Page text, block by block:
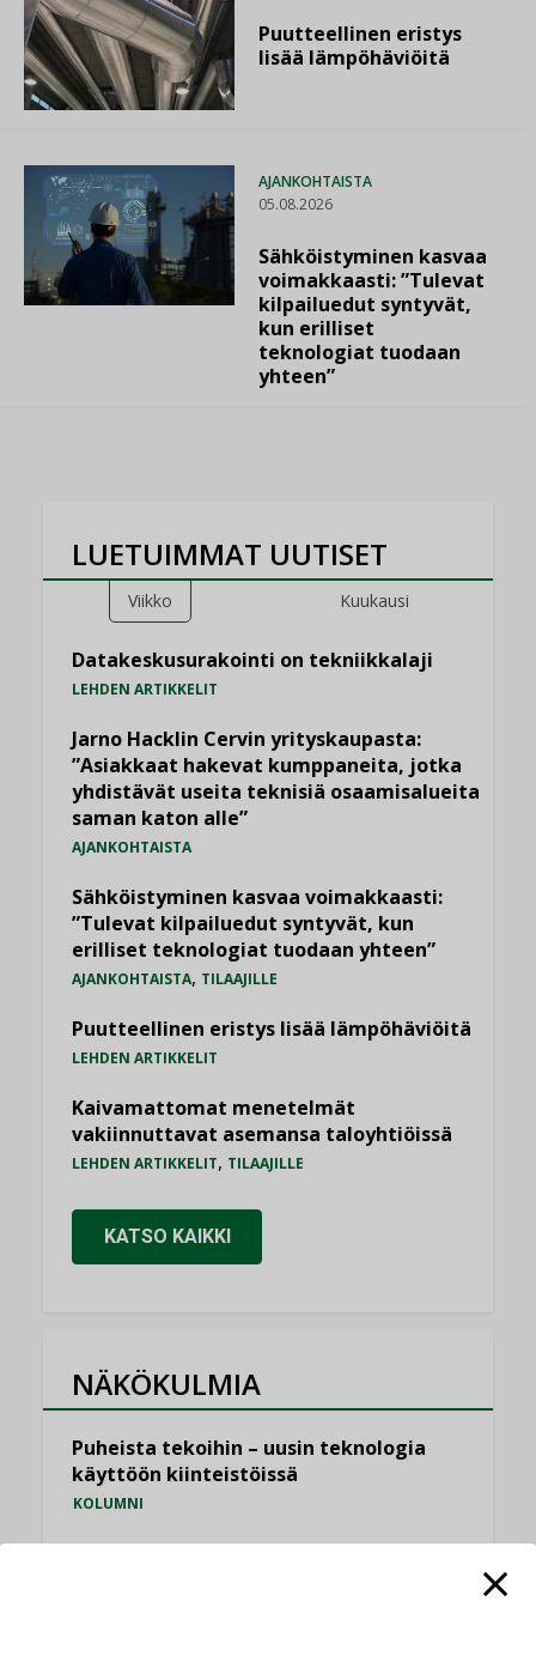
Puutteellinen eristys
lisää lämpöhäviöitä
AJANKOHTAISTA
05.08.2026
Sähköistyminen kasvaa
voimakkaasti: ”Tulevat
kilpailuedut syntyvät,
kun erilliset
teknologiat tuodaan
yhteen”
LUETUIMMAT UUTISET
Viikko Kuukausi
Datakeskusurakointi on tekniikkalaji
LEHDEN ARTIKKELIT
Jarno Hacklin Cervin yrityskaupasta:
”Asiakkaat hakevat kumppaneita, jotka
yhdistävät useita teknisiä osaamisalueita
saman katon alle”
AJANKOHTAISTA
Sähköistyminen kasvaa voimakkaasti:
”Tulevat kilpailuedut syntyvät, kun
erilliset teknologiat tuodaan yhteen”
AJANKOHTAISTA, TILAAJILLE
Puutteellinen eristys lisää lämpöhäviöitä
LEHDEN ARTIKKELIT
Kaivamattomat menetelmät
vakiinnuttavat asemansa taloyhtiöissä
LEHDEN ARTIKKELIT, TILAAJILLE
KATSO KAIKKI
NÄKÖKULMIA
Puheista tekoihin – uusin teknologia
käyttöön kiinteistöissä
KOLUMNI